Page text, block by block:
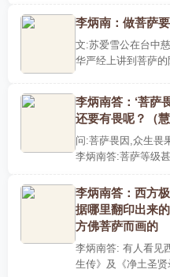
李炳南：做菩萨
文:苏爱雪公在台中
华严经上讲到菩萨
李炳南答：‘菩萨
还要有畏呢？（慧
问:菩萨畏因,众生畏
李炳南答:菩萨等级
指觉者,..
李炳南答：西方
据哪里翻印出来
方佛菩萨而画的
李炳南答: 有人看见
生传》及《净土圣